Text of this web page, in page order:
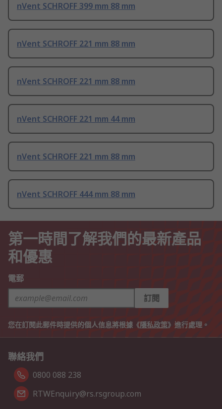
nVent SCHROFF 399 mm 88 mm
nVent SCHROFF 221 mm 88 mm
nVent SCHROFF 221 mm 88 mm
nVent SCHROFF 221 mm 44 mm
nVent SCHROFF 221 mm 88 mm
nVent SCHROFF 444 mm 88 mm
第一時間了解我們的最新產品
和優惠
電郵
訂閱
您在訂閱此郵件時提供的個人信息將根據《隱私政策》進行處理。
聯絡我們
0800 088 238
RTWEnquiry@rs.rsgroup.com